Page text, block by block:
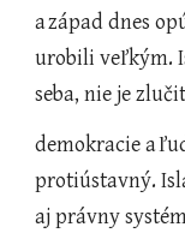
azápad dnes
urobili veľkým.
seba, nie je
demokracie a
protiústavný.
aj právny